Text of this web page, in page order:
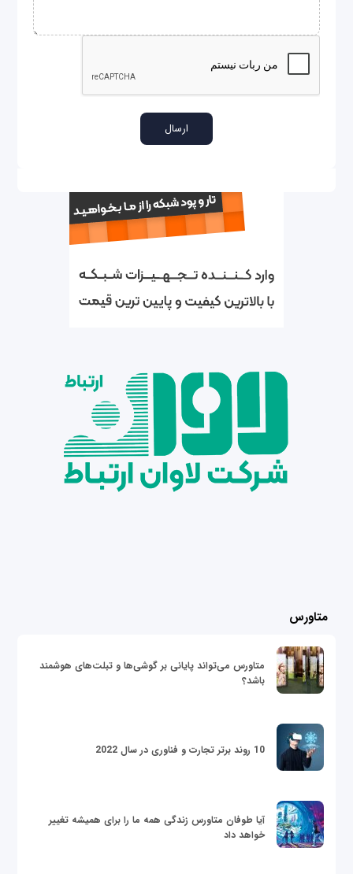
متاورس
متاورس می‌تواند پایانی بر گوشی‌ها و تبلت‌های هوشمند
باشد؟
10 روند برتر تجارت و فناوری در سال 2022
آیا طوفان متاورس زندگی همه ما را برای همیشه تغییر
خواهد داد